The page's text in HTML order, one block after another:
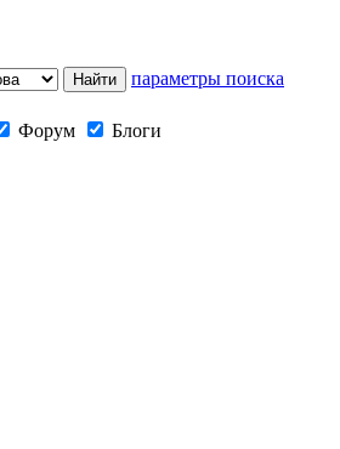
параметры поиска
Форум
Блоги